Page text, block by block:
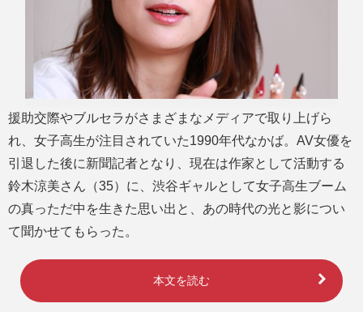
援助交際やブルセラがさまざまなメディアで取り上げら
れ、女子高生が注目されていた1990年代なかば。AV女優を
引退した後に新聞記者となり、現在は作家として活動する
鈴木涼美さん（35）に、渋谷ギャルとして女子高生ブーム
の真っただ中を生きた思い出と、あの時代の光と影につい
て聞かせてもらった。
本文を読む